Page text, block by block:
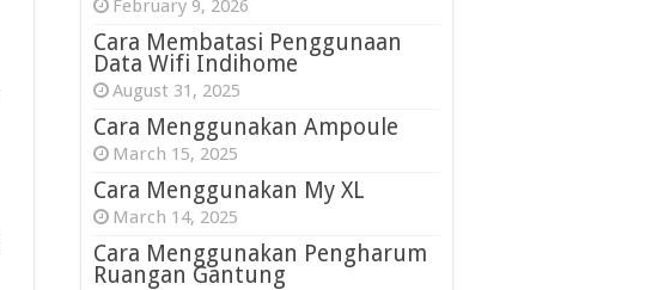
February 9, 2026
Cara Membatasi Penggunaan
Data Wifi Indihome
August 31, 2025
Cara Menggunakan Ampoule
March 15, 2025
Cara Menggunakan My XL
March 14, 2025
Cara Menggunakan Pengharum
Ruangan Gantung